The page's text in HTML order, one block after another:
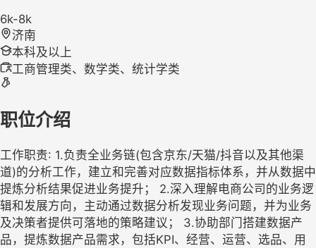
6k-8k
济南
本科及以上
工商管理类、数学类、统计学类
职位介绍
工作职责: 1.负责全业务链(包含京东/天猫/抖音以及其他渠
道)的分析工作，建立和完善对应数据指标体系，并从数据中
提炼分析结果促进业务提升； 2.深入理解电商公司的业务逻
辑和发展方向，主动通过数据分析发现业务问题，并为业务
及决策者提供可落地的策略建议； 3.协助部门搭建数据产
品，提炼数据产品需求，包括KPI、经营、运营、选品、用